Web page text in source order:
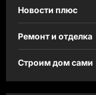
Новости плюс
Ремонт и отделка
Строим дом сами